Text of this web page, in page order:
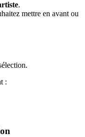
.
mettre en avant ou
: